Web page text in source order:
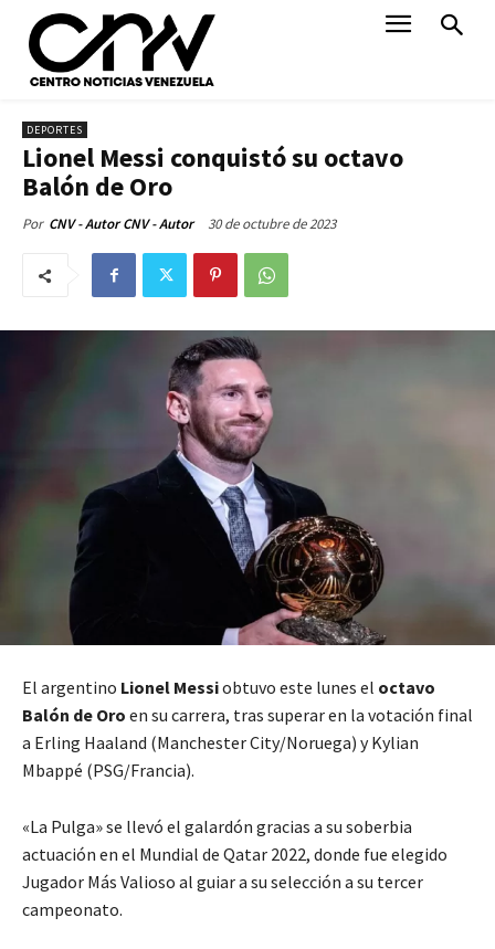
DEPORTES
Lionel Messi conquistó su octavo
Balón de Oro
Por CNV - Autor CNV - Autor 30 de octubre de 2023
El argentino Lionel Messiobtuvo este lunes el octavo
Balón de Oro en su carrera, tras superar en la votación final
a Erling Haaland (Manchester City/Noruega) y Kylian
Mbappé (PSG/Francia).
«La Pulga» se llevó el galardón gracias a su soberbia
actuación en el Mundial de Qatar 2022, donde fue elegido
Jugador Más Valioso al guiar a su selección a su tercer
campeonato.